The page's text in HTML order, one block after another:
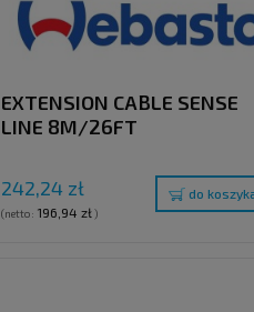
EXTENSION CABLE SENSE
LINE 8M/26FT
242,24 zł
(netto: 196,94 zł)
do